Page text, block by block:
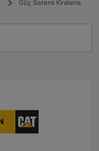
Güç Sistemi Kiralama